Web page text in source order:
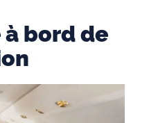
à bord de